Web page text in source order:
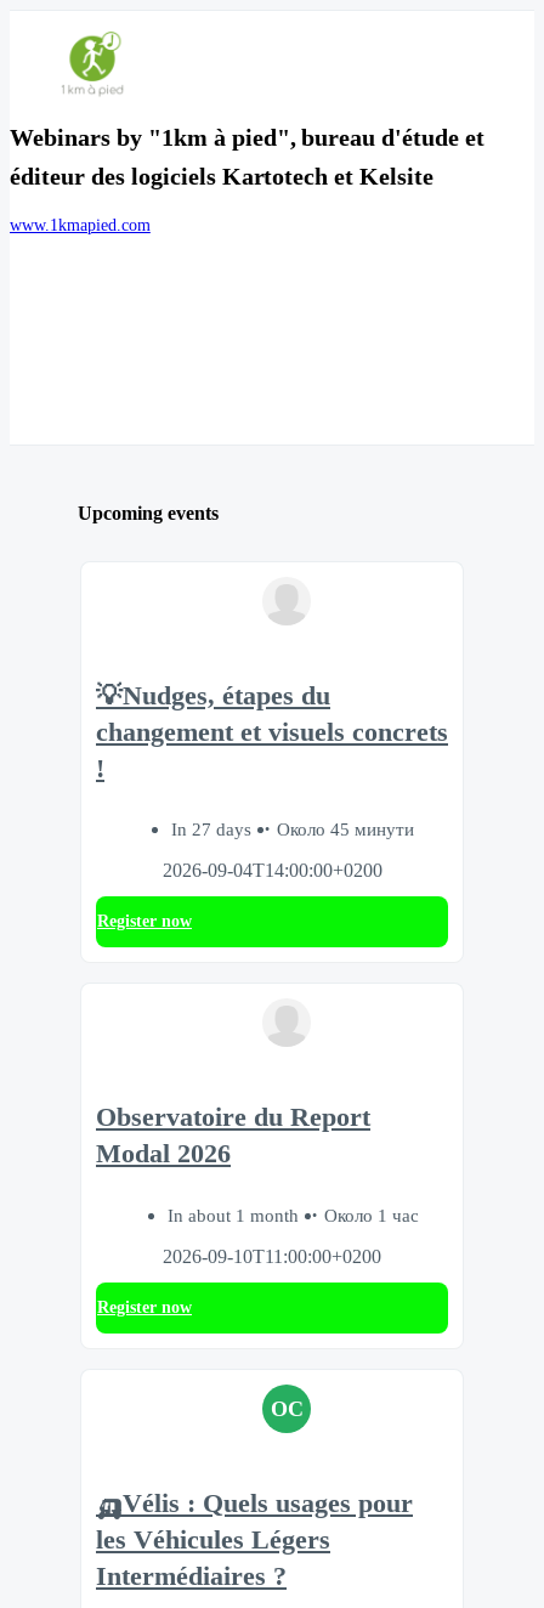
Webinars by "1km à pied", bureau d'étude et
éditeur des logiciels Kartotech et Kelsite
www.1kmapied.com
Upcoming events
💡Nudges, étapes du
changement et visuels concrets
!
In 27 days
Около 45 минути
2026-09-04T14:00:00+0200
Register now
Observatoire du Report
Modal 2026
In about 1 month
Около 1 час
2026-09-10T11:00:00+0200
Register now
OC
🛺Vélis : Quels usages pour
les Véhicules Légers
Intermédiaires ?